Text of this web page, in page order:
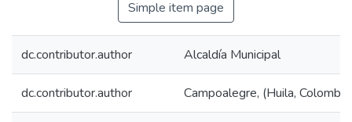
Simple item page
dc.contributor.author Alcaldía Municipal
dc.contributor.author Campoalegre, (Huila,